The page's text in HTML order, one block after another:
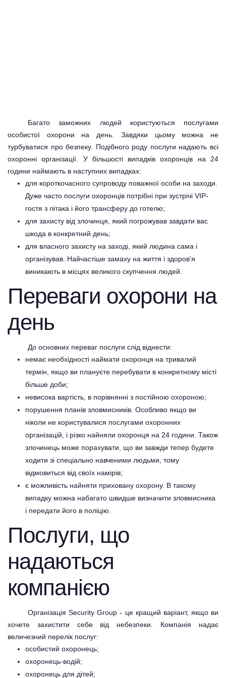
Багато заможних людей користуються послугами
особистої охорони на день. Завдяки цьому можна не
турбуватися про безпеку. Подібного роду послуги надають всі
охоронні організації. У більшості випадків охоронців на 24
години наймають в наступних випадках:
для короткочасного супроводу поважної особи на заходи.
Дуже часто послуги охоронців потрібні при зустрічі VIP-
гостя з літака і його трансферу до готелю;
для захисту від злочинця, який погрожував завдати вас
шкода в конкретний день;
для власного захисту на заході, який людина сама і
організував. Найчастіше замаху на життя і здоров'я
виникають в місцях великого скупчення людей.
Переваги охорони на
день
До основних переваг послуги слід віднести:
немає необхідності наймати охоронця на тривалий
термін, якщо ви плануєте перебувати в конкретному місті
більше доби;
невисока вартість, в порівнянні з постійною охороною;
порушення планів зловмисників. Особливо якщо ви
ніколи не користувалися послугами охоронних
організацій, і різко найняли охоронця на 24 години. Також
злочинець може порахувати, що ви завжди тепер будете
ходити зі спеціально навченими людьми, тому
відмовиться від своїх намірів;
є можливість найняти приховану охорону. В такому
випадку можна набагато швидше визначити зловмисника
і передати його в поліцію.
Послуги, що
надаються
компанією
Організація Security Group - це кращий варіант, якщо ви
хочете захистити себе від небезпеки. Компанія надає
величезний перелік послуг:
особистий охоронець;
охоронець-водій;
охоронець для дітей;